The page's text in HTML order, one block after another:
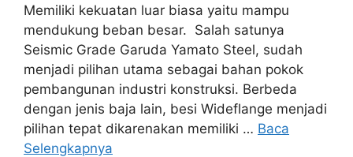
Memiliki kekuatan luar biasa yaitu mampu
mendukung beban besar. Salah satunya
Seismic Grade Garuda Yamato Steel, sudah
menjadi pilihan utama sebagai bahan pokok
pembangunan industri konstruksi. Berbeda
dengan jenis baja lain, besi Wideflange menjadi
pilihan tepat dikarenakan memiliki … Baca
Selengkapnya